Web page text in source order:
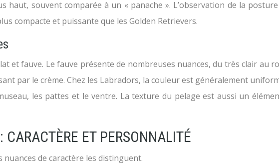
souvent comparée à un « panache ». L’observation de la
compacte et puissante que les Golden Retrievers.
et fauve. Le fauve présente de nombreuses nuances, du très clair au
par le crème. Chez les Labradors, la couleur est généralement
les pattes et le ventre. La texture du pelage est aussi un
ET PERSONNALITÉ
de caractère les distinguent.